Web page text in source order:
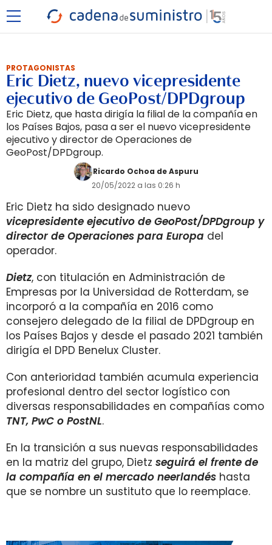
PROTAGONISTAS
Eric Dietz, nuevo vicepresidente
ejecutivo de GeoPost/DPDgroup
Eric Dietz, que hasta dirigía la filial de la compañía en
los Países Bajos, pasa a ser el nuevo vicepresidente
ejecutivo y director de Operaciones de
GeoPost/DPDgroup.
Ricardo Ochoa de Aspuru
20/05/2022 a las 0:26 h
Eric Dietz ha sido designado nuevo
vicepresidente ejecutivo de GeoPost/DPDgroup y
director de Operaciones para Europa del
operador.
Dietz, con titulación en Administración de
Empresas por la Universidad de Rotterdam, se
incorporó a la compañía en 2016 como
consejero delegado de la filial de DPDgroup en
los Países Bajos y desde el pasado 2021 también
dirigía el DPD Benelux Cluster.
Con anterioridad también acumula experiencia
profesional dentro del sector logístico con
diversas responsabilidades en compañías como
TNT, PwC o PostNL.
En la transición a sus nuevas responsabilidades
en la matriz del grupo, Dietz seguirá el frente de
la compañía en el mercado neerlandés hasta
que se nombre un sustituto que lo reemplace.